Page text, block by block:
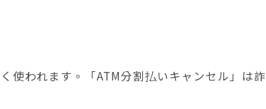
使われます。「ATM分割払いキャンセル」